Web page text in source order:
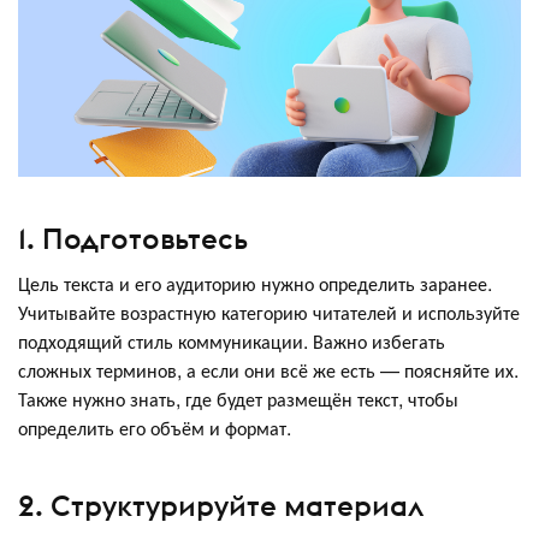
1. Подготовьтесь
Цель текста и его аудиторию нужно определить заранее.
Учитывайте возрастную категорию читателей и используйте
подходящий стиль коммуникации. Важно избегать
сложных терминов, а если они всё же есть — поясняйте их.
Также нужно знать, где будет размещён текст, чтобы
определить его объём и формат.
2. Структурируйте материал